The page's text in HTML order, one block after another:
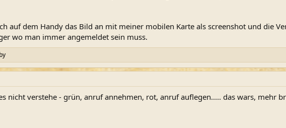
auf dem Handy das Bild an mit meiner mobilen Karte als screenshot und die
wo man immer angemeldet sein muss.
nicht verstehe - grün, anruf annehmen, rot, anruf auflegen..... das wars, mehr